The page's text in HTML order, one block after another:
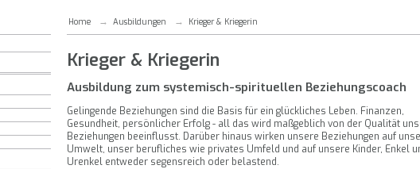
Home Ausbildungen Krieger & Kriegerin
Krieger & Kriegerin
Ausbildung zum systemisch-spirituellen Beziehungscoach
Gelingende Beziehungen sind die Basis für ein glückliches Leben. Finanzen,
Gesundheit, persönlicher Erfolg - all das wird maßgeblich von der Qualität
Beziehungen beeinflusst. Darüber hinaus wirken unsere Beziehungen auf
Umwelt, unser berufliches wie privates Umfeld und auf unsere Kinder, Enkel
Urenkel entweder segensreich oder belastend.